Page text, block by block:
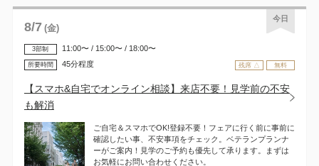
今日
8/7 (金)
残席 △ 無料
3部制 11:00〜 / 15:00〜 / 18:00〜
所要時間 45分程度
【スマホ&自宅でオンライン相談】来店不要！見学前の不安
も解消
ご自宅＆スマホでOK!登録不要！フェアに行く前に事前に
確認したい事、不安事項をチェック。ベテランプランナ
ーがご案内！見学のご予約も優先して承ります。まずは
お気軽にお問い合わせください。